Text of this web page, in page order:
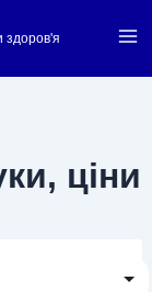
здоров'я
ціни